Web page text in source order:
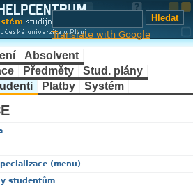
Translate with Google
Absolvent
Předměty
Stud. plány
Platby Systém
(menu)
studentům